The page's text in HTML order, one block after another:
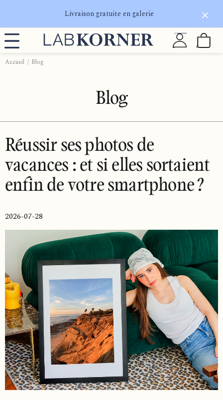
Livraison gratuite en galerie
Accueil Blog
Blog
Réussir ses photos de
vacances : et si elles sortaient
enfin de votre smartphone ?
2026-07-28